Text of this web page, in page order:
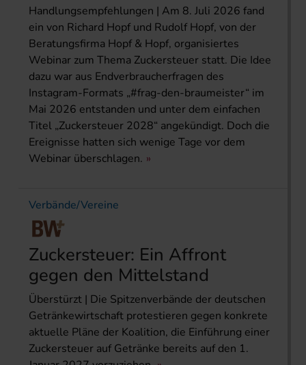
Handlungsempfehlungen | Am 8. Juli 2026 fand
ein von Richard Hopf und Rudolf Hopf, von der
Beratungsfirma Hopf & Hopf, organisiertes
Webinar zum Thema Zuckersteuer statt. Die Idee
dazu war aus Endverbraucherfragen des
Instagram-Formats „#frag-den-braumeister“ im
Mai 2026 entstanden und unter dem einfachen
Titel „Zuckersteuer 2028“ angekündigt. Doch die
Ereignisse hatten sich wenige Tage vor dem
Webinar überschlagen.
Verbände/Vereine
Zuckersteuer: Ein Affront
gegen den Mittelstand
Überstürzt | Die Spitzenverbände der deutschen
Getränkewirtschaft protestieren gegen konkrete
aktuelle Pläne der Koalition, die Einführung einer
Zuckersteuer auf Getränke bereits auf den 1.